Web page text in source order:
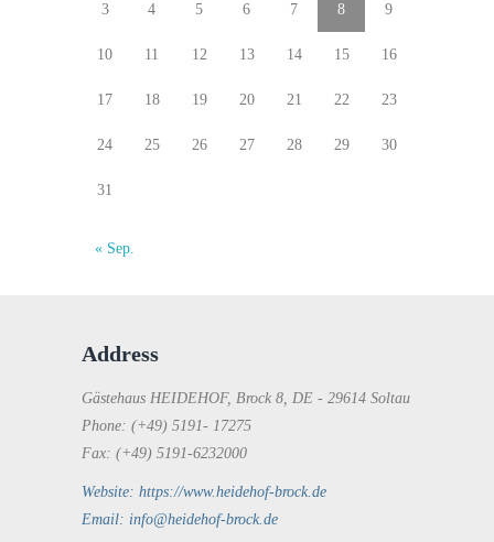
3 4 5 6 7 8 9
10 11 12 13 14 15 16
17 18 19 20 21 22 23
24 25 26 27 28 29 30
31
« Sep.
Address
Gästehaus HEIDEHOF, Brock 8, DE - 29614 Soltau
Phone: (+49) 5191- 17275
Fax: (+49) 5191-6232000
Website: https://www.heidehof-brock.de
Email: info@heidehof-brock.de